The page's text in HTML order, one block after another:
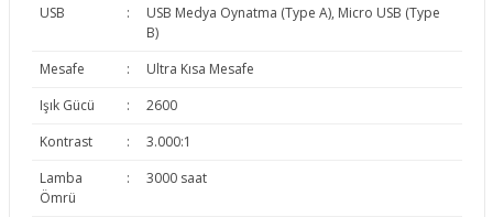
USB
:
USB Medya Oynatma (Type A), Micro USB (Type
B)
Mesafe
:
Ultra Kısa Mesafe
Işık Gücü
:
2600
Kontrast
:
3.000:1
Lamba
Ömrü
: 3000 saat